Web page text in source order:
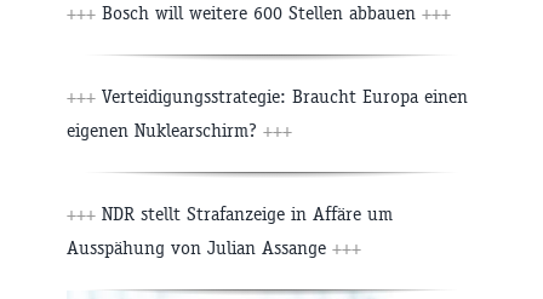
+++ Bosch will weitere 600 Stellen abbauen +++
+++ Verteidigungsstrategie: Braucht Europa einen
eigenen Nuklearschirm? +++
+++ NDR stellt Strafanzeige in Affäre um
Ausspähung von Julian Assange +++